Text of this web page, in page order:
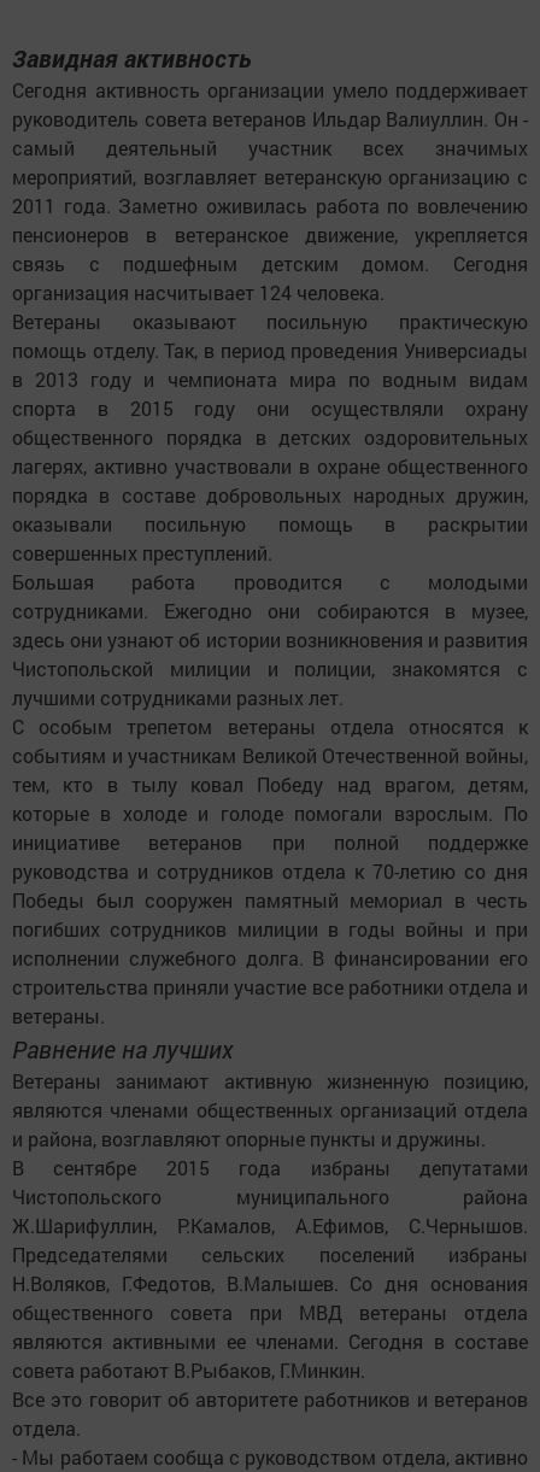
Завидная активность
Сегодня активность организации умело поддерживает
руководитель совета ветеранов Ильдар Валиуллин. Он -
самый деятельный участник всех значимых
мероприятий, возглавляет ветеранскую организацию с
2011 года. Заметно оживилась работа по вовлечению
пенсионеров в ветеранское движение, укрепляется
связь с подшефным детским домом. Сегодня
организация насчитывает 124 человека.
Ветераны оказывают посильную практическую
помощь отделу. Так, в период проведения Универсиады
в 2013 году и чемпионата мира по водным видам
спорта в 2015 году они осуществляли охрану
общественного порядка в детских оздоровительных
лагерях, активно участвовали в охране общественного
порядка в составе добровольных народных дружин,
оказывали посильную помощь в раскрытии
совершенных преступлений.
Большая работа проводится с молодыми
сотрудниками. Ежегодно они собираются в музее,
здесь они узнают об истории возникновения и развития
Чистопольской милиции и полиции, знакомятся с
лучшими сотрудниками разных лет.
С особым трепетом ветераны отдела относятся к
событиям и участникам Великой Отечественной войны,
тем, кто в тылу ковал Победу над врагом, детям,
которые в холоде и голоде помогали взрослым. По
инициативе ветеранов при полной поддержке
руководства и сотрудников отдела к 70-летию со дня
Победы был сооружен памятный мемориал в честь
погибших сотрудников милиции в годы войны и при
исполнении служебного долга. В финансировании его
строительства приняли участие все работники отдела и
ветераны.
Равнение на лучших
Ветераны занимают активную жизненную позицию,
являются членами общественных организаций отдела
и района, возглавляют опорные пункты и дружины.
В сентябре 2015 года избраны депутатами
Чистопольского муниципального района
Ж.Шарифуллин, Р.Камалов, А.Ефимов, С.Чернышов.
Председателями сельских поселений избраны
Н.Воляков, Г.Федотов, В.Малышев. Со дня основания
общественного совета при МВД ветераны отдела
являются активными ее членами. Сегодня в составе
совета работают В.Рыбаков, Г.Минкин.
Все это говорит об авторитете работников и ветеранов
отдела.
- Мы работаем сообща с руководством отдела, активно